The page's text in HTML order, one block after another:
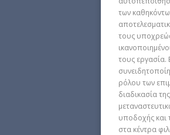
των
τους
τους εργασία.
ρόλου των
διαδικασία
υποδοχής και
στα κέντρα